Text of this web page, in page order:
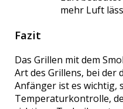
mehr Luft
Fazit
Das Grillen mit dem
Art des Grillens, bei der
Anfänger ist es wichtig,
Temperaturkontrolle,